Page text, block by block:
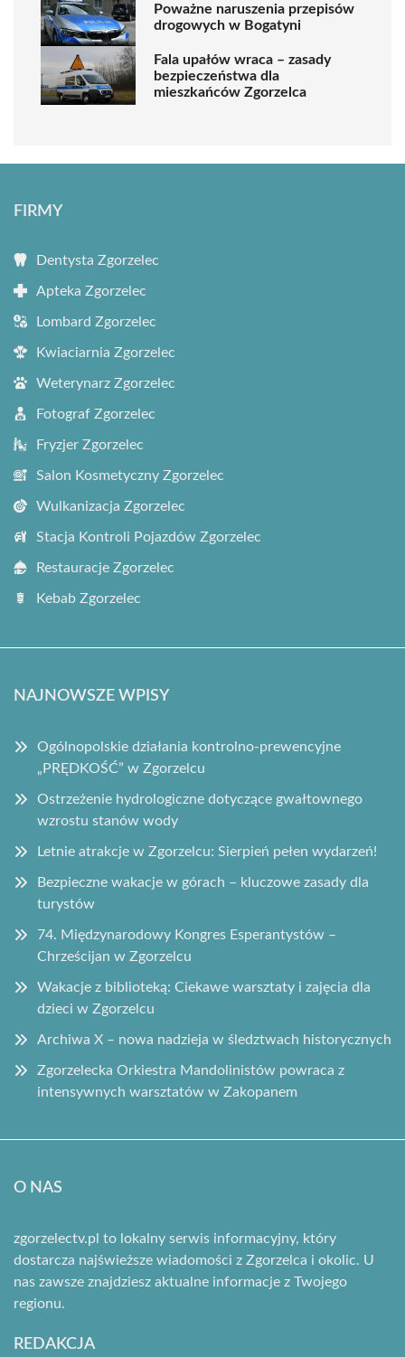
Poważne naruszenia przepisów
drogowych w Bogatyni
Fala upałów wraca – zasady
bezpieczeństwa dla
mieszkańców Zgorzelca
FIRMY
Dentysta Zgorzelec
Apteka Zgorzelec
Lombard Zgorzelec
Kwiaciarnia Zgorzelec
Weterynarz Zgorzelec
Fotograf Zgorzelec
Fryzjer Zgorzelec
Salon Kosmetyczny Zgorzelec
Wulkanizacja Zgorzelec
Stacja Kontroli Pojazdów Zgorzelec
Restauracje Zgorzelec
Kebab Zgorzelec
NAJNOWSZE WPISY
Ogólnopolskie działania kontrolno-prewencyjne
„PRĘDKOŚĆ” w Zgorzelcu
Ostrzeżenie hydrologiczne dotyczące gwałtownego
wzrostu stanów wody
Letnie atrakcje w Zgorzelcu: Sierpień pełen wydarzeń!
Bezpieczne wakacje w górach – kluczowe zasady dla
turystów
74. Międzynarodowy Kongres Esperantystów –
Chrześcijan w Zgorzelcu
Wakacje z biblioteką: Ciekawe warsztaty i zajęcia dla
dzieci w Zgorzelcu
Archiwa X – nowa nadzieja w śledztwach historycznych
Zgorzelecka Orkiestra Mandolinistów powraca z
intensywnych warsztatów w Zakopanem
O NAS
zgorzelectv.pl to lokalny serwis informacyjny, który
dostarcza najświeższe wiadomości z Zgorzelca i okolic. U
nas zawsze znajdziesz aktualne informacje z Twojego
regionu.
REDAKCJA